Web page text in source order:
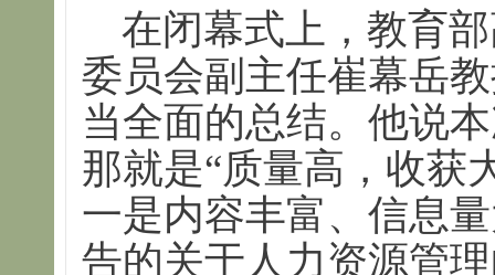
在闭幕式上，教育
委员会副主任崔幕岳
当全面的总结。他说
那就是“质量高，收获
一是内容丰富、信息
告的关于人力资源管